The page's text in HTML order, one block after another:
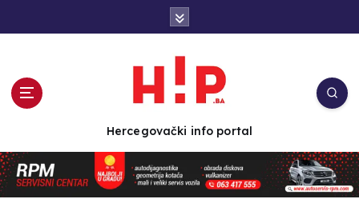
n
t
e
Hercegovački info portal